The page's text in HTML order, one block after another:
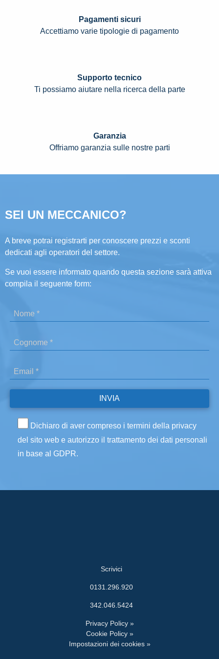
Pagamenti sicuri
Accettiamo varie tipologie di pagamento
Supporto tecnico
Ti possiamo aiutare nella ricerca della parte
Garanzia
Offriamo garanzia sulle nostre parti
SEI UN MECCANICO?
A breve potrai registrarti per conoscere prezzi e sconti
dedicati agli operatori del settore.
Se vuoi essere informato quando questa sezione sarà attiva
compila il seguente form:
Dichiaro di aver compreso i termini della privacy
del sito web e autorizzo il trattamento dei dati personali
in base al GDPR.
Scrivici
0131.296.920
342.046.5424
Privacy Policy »
Cookie Policy »
Impostazioni dei cookies »